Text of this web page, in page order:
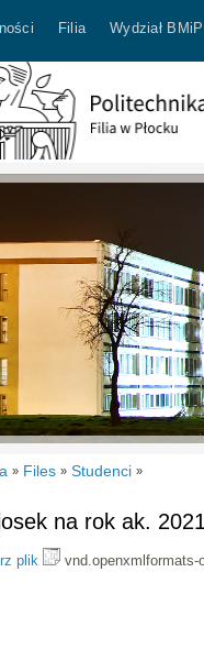
Filia Wydział BMiP
» Files » Studenci »
na rok ak.
plik vnd.openxmlformats-